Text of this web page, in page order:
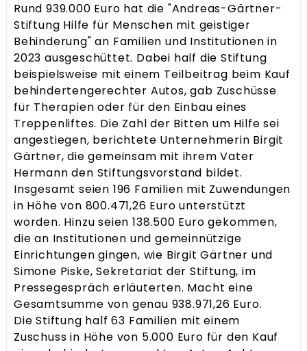
Rund 939.000 Euro hat die "Andreas-Gärtner-
Stiftung Hilfe für Menschen mit geistiger
Behinderung" an Familien und Institutionen in
2023 ausgeschüttet. Dabei half die Stiftung
beispielsweise mit einem Teilbeitrag beim Kauf
behindertengerechter Autos, gab Zuschüsse
für Therapien oder für den Einbau eines
Treppenliftes. Die Zahl der Bitten um Hilfe sei
angestiegen, berichtete Unternehmerin Birgit
Gärtner, die gemeinsam mit ihrem Vater
Hermann den Stiftungsvorstand bildet.
Insgesamt seien 196 Familien mit Zuwendungen
in Höhe von 800.471,26 Euro unterstützt
worden. Hinzu seien 138.500 Euro gekommen,
die an Institutionen und gemeinnützige
Einrichtungen gingen, wie Birgit Gärtner und
Simone Piske, Sekretariat der Stiftung, im
Pressegespräch erläuterten. Macht eine
Gesamtsumme von genau 938.971,26 Euro.
Die Stiftung half 63 Familien mit einem
Zuschuss in Höhe von 5.000 Euro für den Kauf